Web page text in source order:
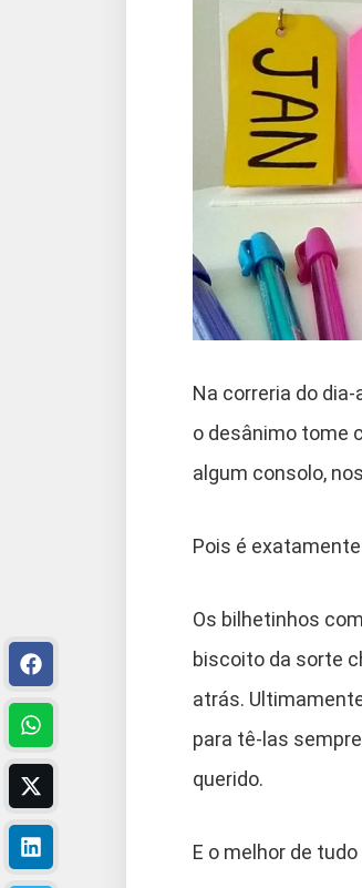
Na correria do
o desânimo tome
algum consolo,
Pois é
Os bilhetinhos
biscoito da sorte
atrás.
para tê-las
querido.
E o melhor de